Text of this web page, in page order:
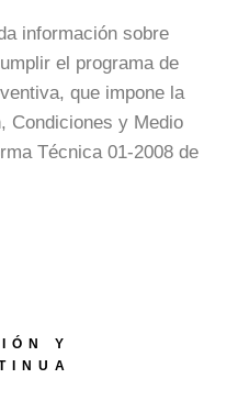
información sobre
el programa de
que impone la
Condiciones y Medio
Técnica 01-2008 de
Y